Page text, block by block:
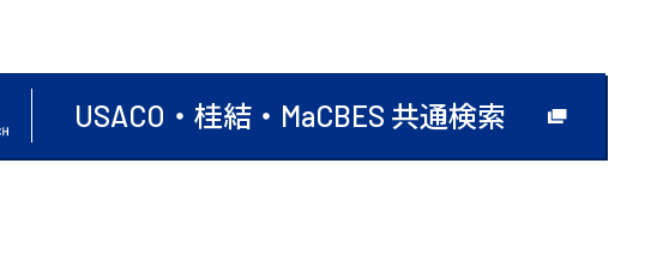
USACO・桂結・MaCBES 共通検索